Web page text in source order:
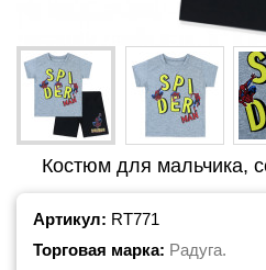
Костюм для мальчика,
Артикул: RT771
Торговая марка: Радуга.